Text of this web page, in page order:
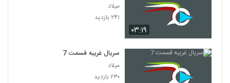
۰۳:۱۹
میلاد
۲۴۱ بازدید
سریال غریبه قسمت 7
میلاد
۲۳۰ بازدید